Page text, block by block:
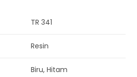
TR 341
Resin
Biru, Hitam